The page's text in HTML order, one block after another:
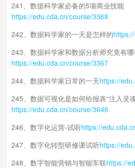
241、数据科学家必备的5项商业技能
https://edu.cda.cn/course/3368
242、数据科学家的一天是怎样的
243、数据科学家和数据分析师究竟有
https://edu.cda.cn/course/3367
244、数据科学家日常的一天https://
245、数据可视化是如何给报表“注入灵
https://edu.cda.cn/course/3646
246、数字化运营-试听https://
247、数字化转型研修课试听https://
248、数字智能营销与智能车联https://